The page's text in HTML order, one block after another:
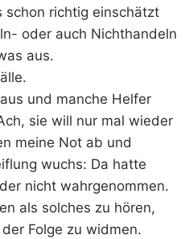
schon richtig einschätzt
oder auch Nichthandeln
aus.
und manche Helfer
sie will nur mal wieder
meine Not ab und
wuchs: Da hatte
nicht wahrgenommen.
als solches zu hören,
Folge zu widmen.